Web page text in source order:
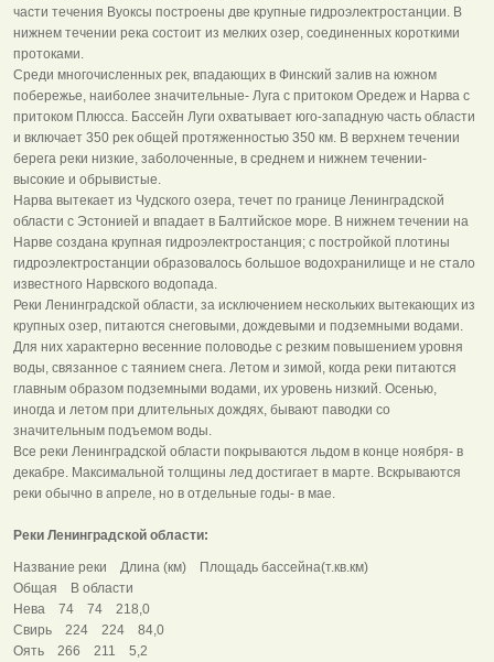
части течения Вуоксы построены две крупные гидроэлектростанции. В
нижнем течении река состоит из мелких озер, соединенных короткими
протоками.
Среди многочисленных рек, впадающих в Финский залив на южном
побережье, наиболее значительные- Луга с притоком Оредеж и Нарва с
притоком Плюсса. Бассейн Луги охватывает юго-западную часть области
и включает 350 рек общей протяженностью 350 км. В верхнем течении
берега реки низкие, заболоченные, в среднем и нижнем течении-
высокие и обрывистые.
Нарва вытекает из Чудского озера, течет по границе Ленинградской
области с Эстонией и впадает в Балтийское море. В нижнем течении на
Нарве создана крупная гидроэлектростанция; с постройкой плотины
гидроэлектростанции образовалось большое водохранилище и не стало
известного Нарвского водопада.
Реки Ленинградской области, за исключением нескольких вытекающих из
крупных озер, питаются снеговыми, дождевыми и подземными водами.
Для них характерно весенние половодье с резким повышением уровня
воды, связанное с таянием снега. Летом и зимой, когда реки питаются
главным образом подземными водами, их уровень низкий. Осенью,
иногда и летом при длительных дождях, бывают паводки со
значительным подъемом воды.
Все реки Ленинградской области покрываются льдом в конце ноября- в
декабре. Максимальной толщины лед достигает в марте. Вскрываются
реки обычно в апреле, но в отдельные годы- в мае.
Реки Ленинградской области:
Название реки Длина (км) Площадь бассейна(т.кв.км)
Общая В области
Нева 74 74 218,0
Свирь 224 224 84,0
Оять 266 211 5,2